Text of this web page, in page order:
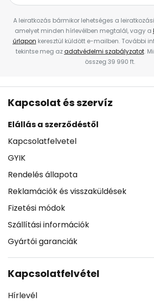
A leiratkozás bármikor lehetséges a
amelyet minden hírlevélben megtalál, vagy a
űrlapon keresztül küldött e-mailben. További
tekintse meg azadatvédelmi szabályzatot.
összeg 39 990 ft.
Kapcsolat és szervíz
Elállás a szerződéstől
Kapcsolatfelvetel
GYIK
Rendelés állapota
Reklamációk és visszaküldések
Fizetési módok
Szállítási információk
Gyártói garanciák
Kapcsolatfelvétel
Hírlevél